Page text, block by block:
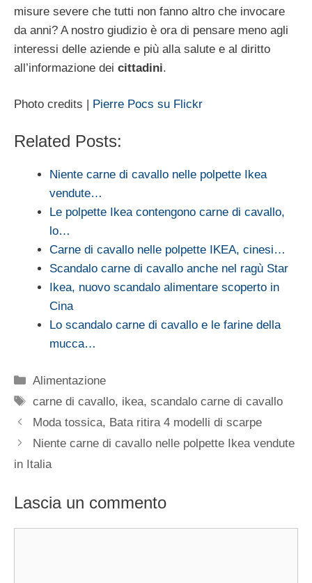
misure severe che tutti non fanno altro che invocare
da anni? A nostro giudizio è ora di pensare meno agli
interessi delle aziende e più alla salute e al diritto
all’informazione dei cittadini.
Photo credits | Pierre Pocs su Flickr
Related Posts:
Niente carne di cavallo nelle polpette Ikea
vendute…
Le polpette Ikea contengono carne di cavallo,
lo…
Carne di cavallo nelle polpette IKEA, cinesi…
Scandalo carne di cavallo anche nel ragù Star
Ikea, nuovo scandalo alimentare scoperto in
Cina
Lo scandalo carne di cavallo e le farine della
mucca…
Categorie
Alimentazione
Tag
carne di cavallo, ikea,scandalo carne di cavallo
Moda tossica, Bata ritira 4 modelli di scarpe
Niente carne di cavallo nelle polpette Ikea vendute
in Italia
Lascia un commento